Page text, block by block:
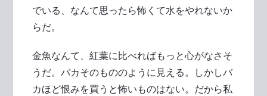
でいる、なんて思ったら怖くて水をやれないか
らだ。
金魚なんて、紅葉に比べればもっと心がなさそ
うだ。バカそのもののように見える。しかしバ
カほど恨みを買うと怖いものはない。だから私